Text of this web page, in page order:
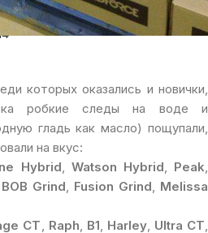
которых оказались и новички,
робкие следы на воде и
гладь как масло) пощупали,
на вкус:
Hybrid, Watson Hybrid, Peak,
BOB Grind, Fusion Grind, Melissa
CT, Raph, B1, Harley, Ultra CT,